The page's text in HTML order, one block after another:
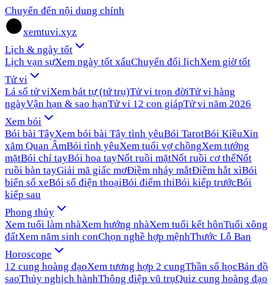
Chuyển đến nội dung chính
xemtuvi.xyz
Lịch & ngày tốt
Lịch vạn sựXem ngày tốt xấuChuyển đổi lịchXem giờ tốt
Tử vi
Lá số tử viXem bát tự (tứ trụ)Tử vi trọn đờiTử vi hàng
ngàyVận hạn & sao hạnTử vi 12 con giápTử vi năm 2026
Xem bói
Bói bài TâyXem bói bài Tây tình yêuBói TarotBói KiềuXin
xăm Quan ÂmBói tình yêuXem tuổi vợ chồngXem tướng
mặtBói chỉ tayBói hoa tayNốt ruồi mặtNốt ruồi cơ thểNốt
ruồi bàn tayGiải mã giấc mơĐiềm nháy mắtĐiềm hắt xìBói
biển số xeBói số điện thoạiBói điểm thiBói kiếp trướcBói
kiếp sau
Phong thủy
Xem tuổi làm nhàXem hướng nhàXem tuổi kết hônTuổi xông
đấtXem năm sinh conChọn nghề hợp mệnhThước Lỗ Ban
Horoscope
12 cung hoàng đạoXem tương hợp 2 cungThần số họcBản đồ
saoThủy nghịch hànhThông điệp vũ trụQuiz cung hoàng đạo